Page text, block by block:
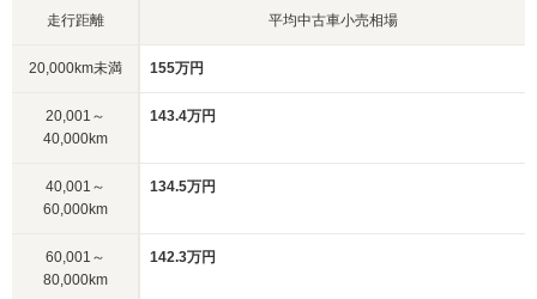
走行距離 平均中古車小売相場
20,000km未満 155万円
20,001～
40,000km
143.4万円
40,001～
60,000km
134.5万円
60,001～
80,000km
142.3万円